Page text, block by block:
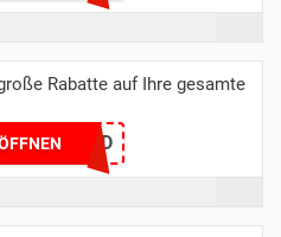
Rabatte auf Ihre gesamte
HOWARD